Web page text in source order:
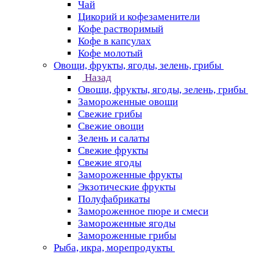
Чай
Цикорий и кофезаменители
Кофе растворимый
Кофе в капсулах
Кофе молотый
Овощи, фрукты, ягоды, зелень, грибы
Назад
Овощи, фрукты, ягоды, зелень, грибы
Замороженные овощи
Свежие грибы
Свежие овощи
Зелень и салаты
Свежие фрукты
Свежие ягоды
Замороженные фрукты
Экзотические фрукты
Полуфабрикаты
Замороженное пюре и смеси
Замороженные ягоды
Замороженные грибы
Рыба, икра, морепродукты